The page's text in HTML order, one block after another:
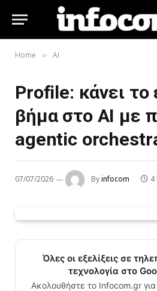
Home » AI
Profile: κάνει το
βήμα στο ΑΙ με
agentic
07/07/2026 Byinfocom 4
Όλες οι εξελίξεις σε
τεχνολογία στο
Ακολουθήστε το Infocom.gr για